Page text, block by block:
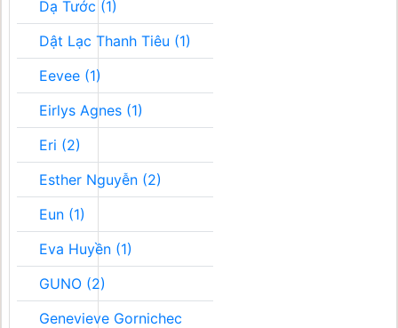
Dạ Tước (1)
Dật Lạc Thanh Tiêu (1)
Eevee (1)
Eirlys Agnes (1)
Eri (2)
Esther Nguyễn (2)
Eun (1)
Eva Huyền (1)
GUNO (2)
Genevieve Gornichec